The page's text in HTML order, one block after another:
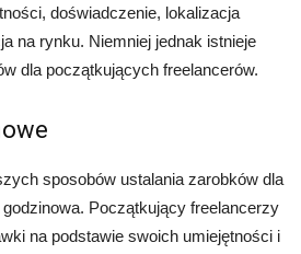
doświadczenie, lokalizacja
na rynku. Niemniej jednak istnieje
dla początkujących freelancerów.
sposobów ustalania zarobków dla
Początkujący freelancerzy
na podstawie swoich umiejętności i